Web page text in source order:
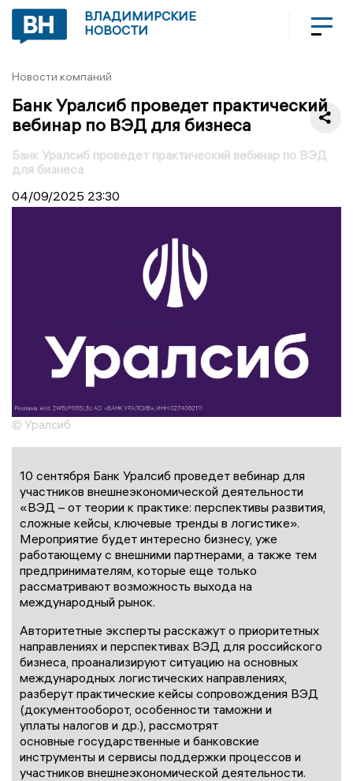
ВЛАДИМИРСКИЕ
НОВОСТИ
Новости компаний
Банк Уралсиб проведет практический
вебинар по ВЭД для бизнеса
Банк Уралсиб проведет практический вебинар по ВЭД
для бизнеса
04/09/2025 23:30
© Уралсиб
10 сентября Банк Уралсиб проведет вебинар для
участников внешнеэкономической деятельности
«ВЭД – от теории к практике: перспективы развития,
сложные кейсы, ключевые тренды в логистике».
Мероприятие будет интересно бизнесу, уже
работающему с внешними партнерами, а также тем
предпринимателям, которые еще только
рассматривают возможность выхода на
международный рынок.
Авторитетные эксперты расскажут о приоритетных
направлениях и перспективах ВЭД для российского
бизнеса, проанализируют ситуацию на основных
международных логистических направлениях,
разберут практические кейсы сопровождения ВЭД
(документооборот, особенности таможни и
уплаты налогов и др.), рассмотрят
основные государственные и банковские
инструменты и сервисы поддержки процессов и
участников внешнеэкономической деятельности.